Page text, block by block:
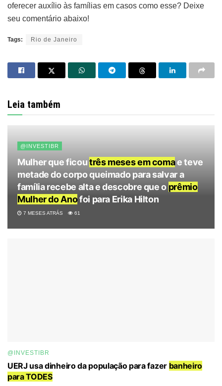
oferecer auxílio às famílias em casos como esse? Deixe
seu comentário abaixo!
Tags: Rio de Janeiro
Leia também
@INVESTIBR
Mulher que ficoutrês meses em comae teve
metade do corpo queimado para salvar a
família recebe alta e descobre que o prêmio
Mulher do Anofoi para Erika Hilton
7 MESES ATRÁS 61
@INVESTIBR
UERJ usa dinheiro da população para fazer banheiro
para TODES